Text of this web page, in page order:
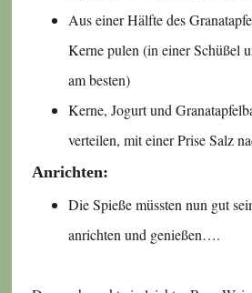
Aus einer Hälfte des
Kerne pulen (in einer Schüßel
am besten)
Kerne, Jogurt und
verteilen, mit einer Prise Salz
Anrichten:
Die Spieße müssten nun gut
anrichten und genießen….